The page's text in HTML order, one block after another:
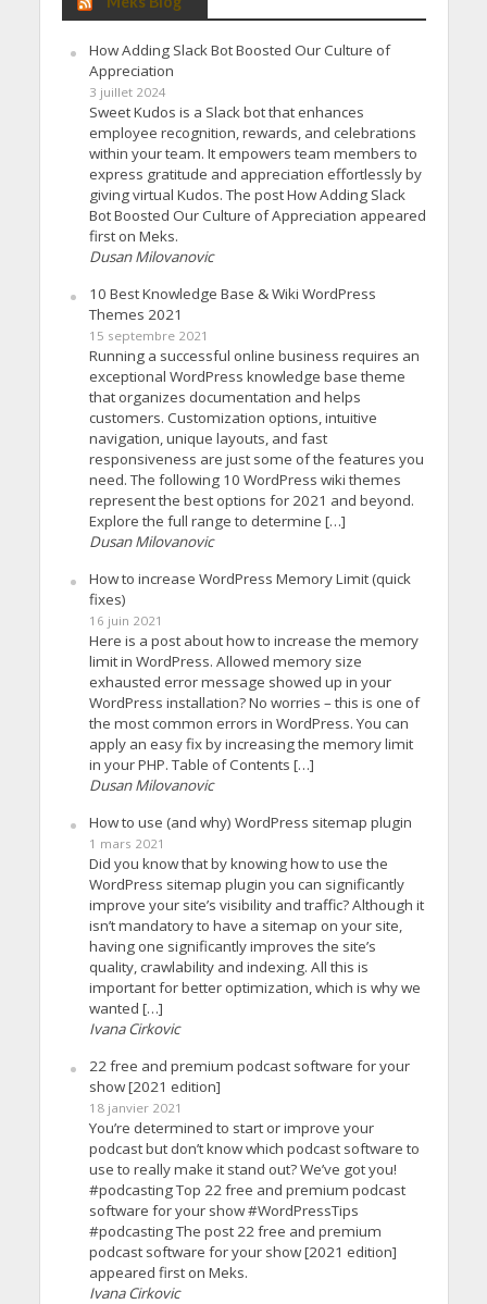
How Adding Slack Bot Boosted Our Culture of
Appreciation
3 juillet 2024
Sweet Kudos is a Slack bot that enhances
employee recognition, rewards, and celebrations
within your team. It empowers team members to
express gratitude and appreciation effortlessly by
giving virtual Kudos. The post How Adding Slack
Bot Boosted Our Culture of Appreciation appeared
first on Meks.
Dusan Milovanovic
10 Best Knowledge Base & Wiki WordPress
Themes 2021
15 septembre 2021
Running a successful online business requires an
exceptional WordPress knowledge base theme
that organizes documentation and helps
customers. Customization options, intuitive
navigation, unique layouts, and fast
responsiveness are just some of the features you
need. The following 10 WordPress wiki themes
represent the best options for 2021 and beyond.
Explore the full range to determine […]
Dusan Milovanovic
How to increase WordPress Memory Limit (quick
fixes)
16 juin 2021
Here is a post about how to increase the memory
limit in WordPress. Allowed memory size
exhausted error message showed up in your
WordPress installation? No worries – this is one of
the most common errors in WordPress. You can
apply an easy fix by increasing the memory limit
in your PHP. Table of Contents […]
Dusan Milovanovic
How to use (and why) WordPress sitemap plugin
1 mars 2021
Did you know that by knowing how to use the
WordPress sitemap plugin you can significantly
improve your site’s visibility and traffic? Although it
isn’t mandatory to have a sitemap on your site,
having one significantly improves the site’s
quality, crawlability and indexing. All this is
important for better optimization, which is why we
wanted […]
Ivana Cirkovic
22 free and premium podcast software for your
show [2021 edition]
18 janvier 2021
You’re determined to start or improve your
podcast but don’t know which podcast software to
use to really make it stand out? We’ve got you!
#podcasting Top 22 free and premium podcast
software for your show #WordPressTips
#podcasting The post 22 free and premium
podcast software for your show [2021 edition]
appeared first on Meks.
Ivana Cirkovic